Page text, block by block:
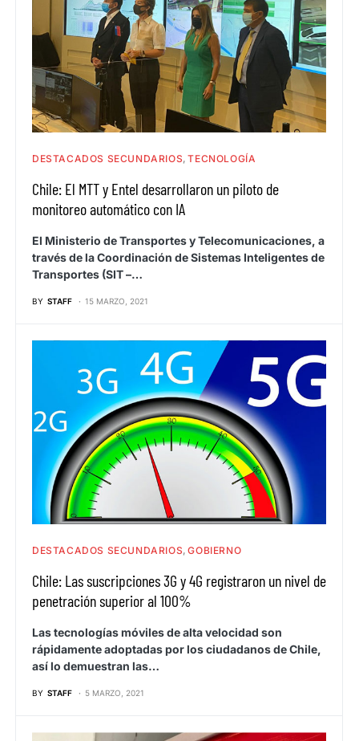
DESTACADOS SECUNDARIOS TECNOLOGÍA
Chile: El MTT y Entel desarrollaron un piloto de
monitoreo automático con IA
El Ministerio de Transportes y Telecomunicaciones, a
través de la Coordinación de Sistemas Inteligentes de
Transportes (SIT –…
BY STAFF 15 MARZO, 2021
DESTACADOS SECUNDARIOS GOBIERNO
Chile: Las suscripciones 3G y 4G registraron un nivel de
penetración superior al 100%
Las tecnologías móviles de alta velocidad son
rápidamente adoptadas por los ciudadanos de Chile,
así lo demuestran las…
BY STAFF 5 MARZO, 2021